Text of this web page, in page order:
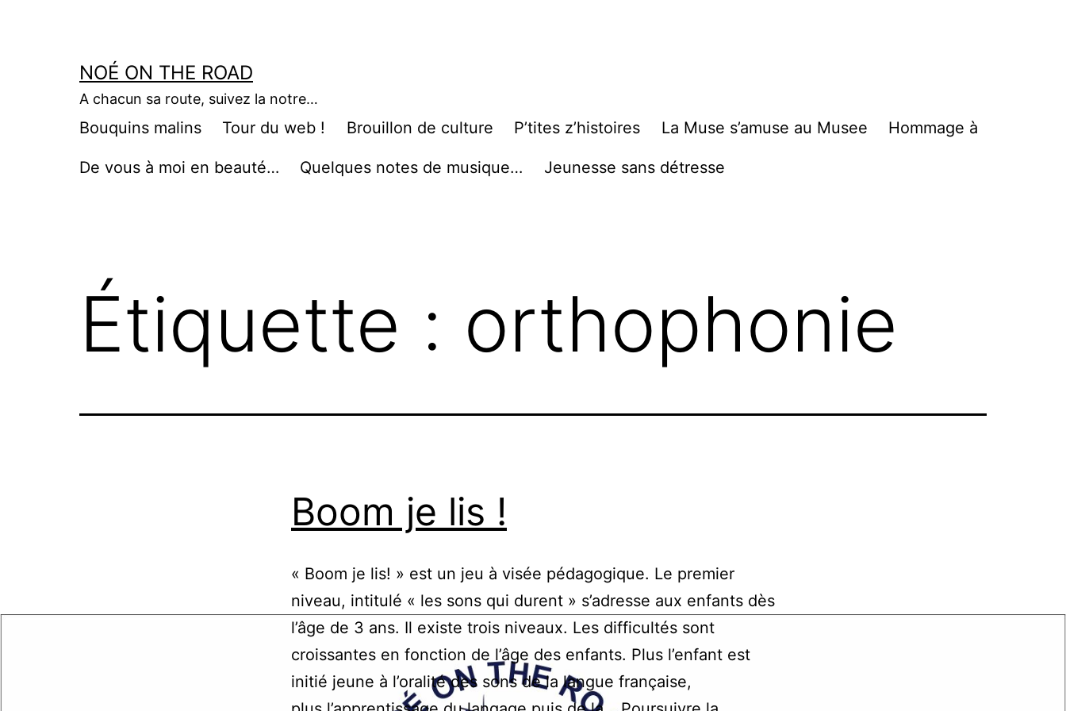
NOÉ ON THE ROAD
A chacun sa route, suivez la notre…
Bouquins malins Tour du web ! Brouillon de culture P’tites z’histoires La Muse s’amuse au Musee Hommage à
De vous à moi en beauté… Quelques notes de musique… Jeunesse sans détresse
Étiquette : orthophonie
Boom je lis !
« Boom je lis! » est un jeu à visée pédagogique. Le premier
niveau, intitulé « les sons qui durent » s’adresse aux enfants dès
l’âge de 3 ans. Il existe trois niveaux. Les difficultés sont
croissantes en fonction de l’âge des enfants. Plus l’enfant est
initié jeune à l’oralité des sons de la langue française,